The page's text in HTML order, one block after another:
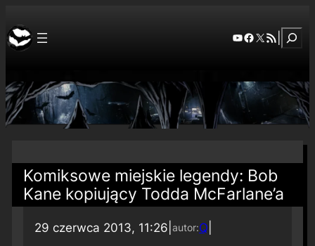
YouTube
Facebook
X RSS Feed
Komiksowe miejskie legendy: Bob
Kane kopiujący Todda McFarlane’a
29 czerwca 2013, 11:26 autor:Q